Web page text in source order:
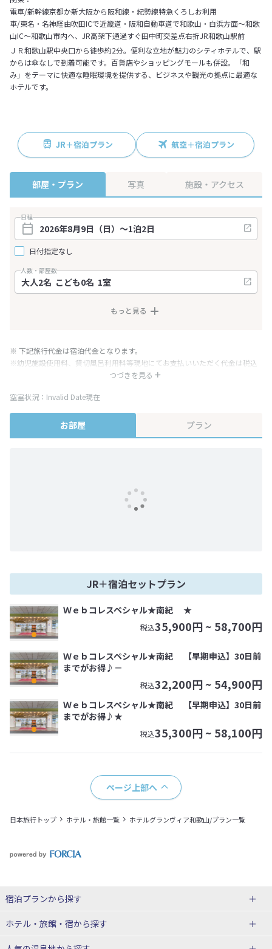
電車/新幹線京都か新大阪から阪和線・紀勢線特急くろしお利用
車/東名・名神経由吹田ICで近畿道・阪和自動車道で和歌山・白浜方面～和歌
山IC～和歌山市内へ、JR高架下通過すぐ田中町交差点右折JR和歌山駅前
ＪＲ和歌山駅中央口から徒歩約2分。便利な立地が魅力のシティホテルで、駅
からは傘なしで到着可能です。百貨店やショッピングモールも併設。「和
み」をテーマに快適な睡眠環境を提供する、ビジネスや観光の拠点に最適な
ホテルです。
JR＋宿泊プラン 航空＋宿泊プラン
部屋・プラン 写真 施設・アクセス
日程
日付指定なし
人数・部屋数
もっと見る
つづきを見る
※ 下記旅行代金は宿泊代金となります。
※幼児施設使用料、貸切風呂利用料等現地にてお支払いいただく代金は税込
み表記となりますが、消費税増税に伴い代金が一部変更となる場合がござい
※表示されている旅行代金・プラン内容は一定時間ごとに更新されます。最
終確認画面でご確認ください。
空室状況：Invalid Date現在
お部屋 プラン
JR＋宿泊セットプラン
Ｗｅｂコレスペシャル★南紀 ★
税込35,900円 ~ 58,700円
Ｗｅｂコレスペシャル★南紀 【早期申込】30日前
までがお得♪－
税込32,200円 ~ 54,900円
Ｗｅｂコレスペシャル★南紀 【早期申込】30日前
までがお得♪★
税込35,300円 ~ 58,100円
ページ上部へ
日本旅行トップ ホテル・旅館一覧 ホテルグランヴィア和歌山/プラン一覧
宿泊プランから探す
北海道
ホテル・旅館・宿から探す